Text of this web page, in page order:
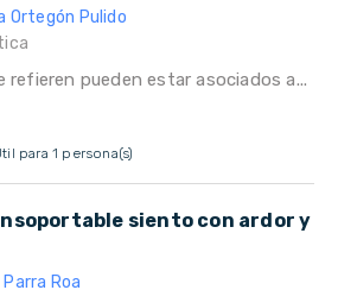
Ortegón Pulido
refieren pueden estar asociados a...
para 1 persona(s)
siento con ardor y
Roa